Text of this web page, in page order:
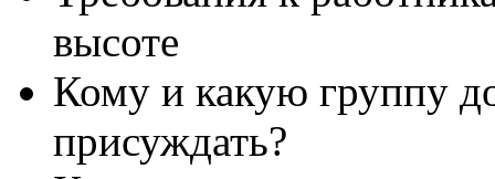
высоте
Кому и какую группу
присуждать?